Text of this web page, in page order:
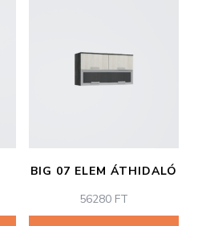
BIG 07 ELEM ÁTHIDALÓ
56280 FT